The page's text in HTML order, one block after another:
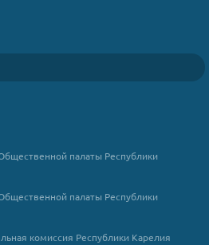
палаты Республики
палаты Республики
комиссия Республики Карелия